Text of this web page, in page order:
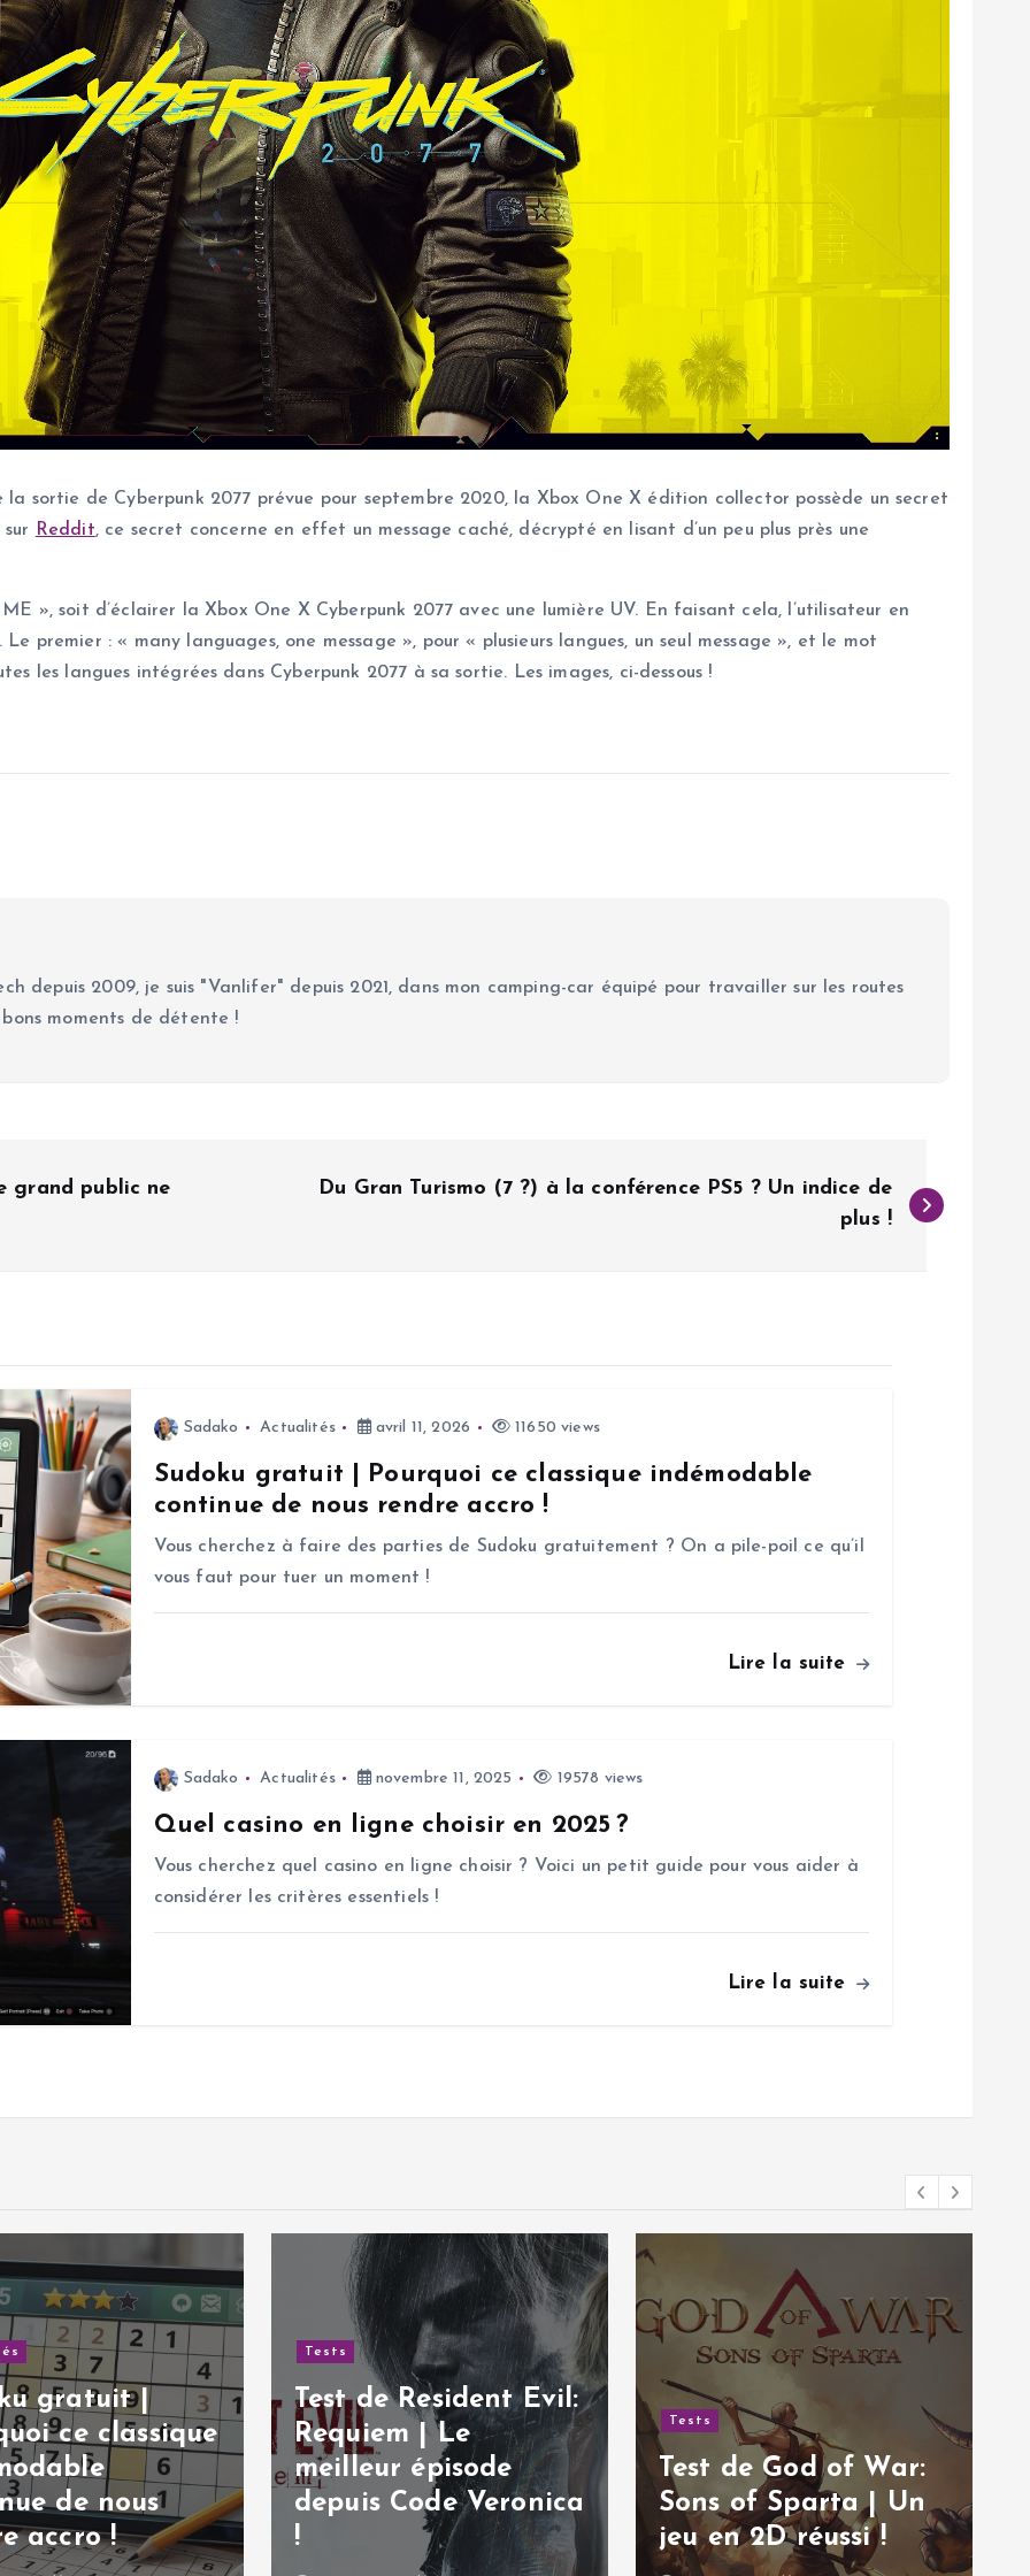
la sortie de Cyberpunk 2077 prévue pour septembre 2020, la Xbox One X édition collector possède un secret
Reddit, ce secret concerne en effet un message caché, décrypté en lisant d’un peu plus près une
», soit d’éclairer la Xbox One X Cyberpunk 2077 avec une lumière UV. En faisant cela, l’utilisateur en
premier : « many languages, one message », pour « plusieurs langues, un seul message », et le mot
les langues intégrées dans Cyberpunk 2077 à sa sortie. Les images, ci-dessous !
depuis 2009, je suis "Vanlifer" depuis 2021, dans mon camping-car équipé pour travailler sur les routes
moments de détente !
grand public ne
Du Gran Turismo (7 ?) à la conférence PS5 ? Un indice de
plus !
Sadako Actualités avril 11, 2026 11650 views
Sudoku gratuit | Pourquoi ce classique indémodable
continue de nous rendre accro !
Vous cherchez à faire des parties de Sudoku gratuitement ? On a pile-poil ce qu’il
vous faut pour tuer un moment !
Lire la suite
Sadako Actualités novembre 11, 2025 19578 views
Quel casino en ligne choisir en 2025 ?
Vous cherchez quel casino en ligne choisir ? Voici un petit guide pour vous aider à
considérer les critères essentiels !
Lire la suite
gratuit |
ce classique
de nous
accro !
Tests
Test de Resident Evil:
Requiem | Le
meilleur épisode
depuis Code Veronica
!
Tests
Test de God of War:
Sons of Sparta | Un
jeu en 2D réussi !